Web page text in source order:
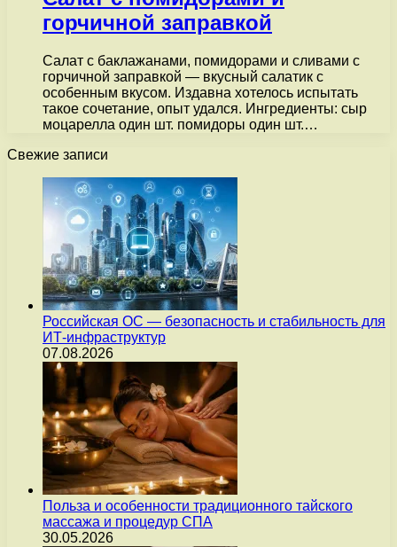
горчичной заправкой
Салат с баклажанами, помидорами и сливами с
горчичной заправкой — вкусный салатик с
особенным вкусом. Издавна хотелось испытать
такое сочетание, опыт удался. Ингредиенты: сыр
моцарелла один шт. помидоры один шт.…
Свежие записи
Российская ОС — безопасность и стабильность для
ИТ-инфраструктур
07.08.2026
Польза и особенности традиционного тайского
массажа и процедур СПА
30.05.2026